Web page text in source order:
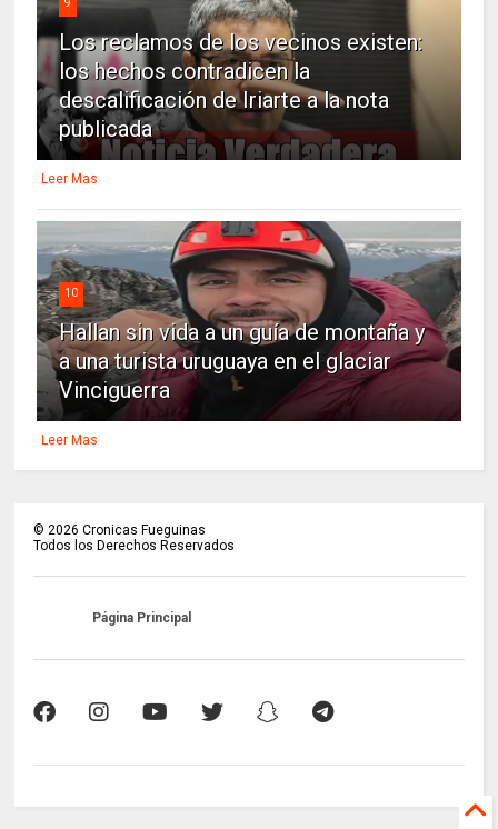
9
Los reclamos de los vecinos existen:
los hechos contradicen la
descalificación de Iriarte a la nota
publicada
Leer Mas
10
Hallan sin vida a un guía de montaña y
a una turista uruguaya en el glaciar
Vinciguerra
Leer Mas
©2026 Cronicas Fueguinas
Todos los Derechos Reservados
Página Principal